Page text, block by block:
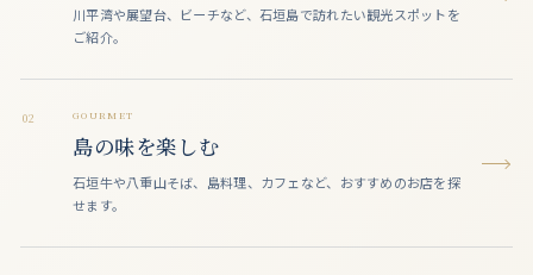
川平湾や展望台、ビーチなど、石垣島で訪れたい観光スポットを
ご紹介。
02 GOURMET
島の味を楽しむ
石垣牛や八重山そば、島料理、カフェなど、おすすめのお店を探
せます。